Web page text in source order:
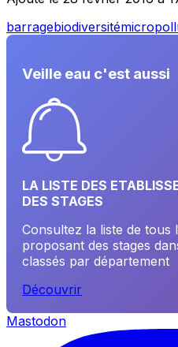
barragebiodiversité
Veille eau c'est aussi
LA LISTE DES
DES STAGES
Consultez la liste de tous
proposant des stages
classés par département
Découvrir
Mastodon